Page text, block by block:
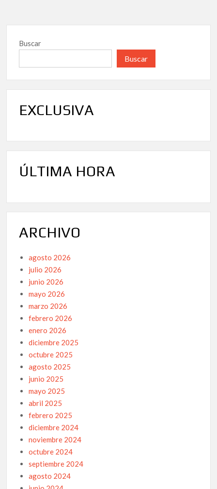
Buscar
Buscar
EXCLUSIVA
ÚLTIMA HORA
ARCHIVO
agosto 2026
julio 2026
junio 2026
mayo 2026
marzo 2026
febrero 2026
enero 2026
diciembre 2025
octubre 2025
agosto 2025
junio 2025
mayo 2025
abril 2025
febrero 2025
diciembre 2024
noviembre 2024
octubre 2024
septiembre 2024
agosto 2024